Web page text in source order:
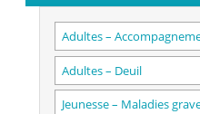
Adultes –
Adultes – Deuil
Jeunesse – Maladies